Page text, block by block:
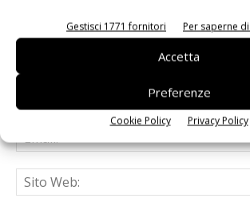
Gestisci 1771 fornitori Per saperne
Accetta
Preferenze
Cookie Policy Privacy Policy